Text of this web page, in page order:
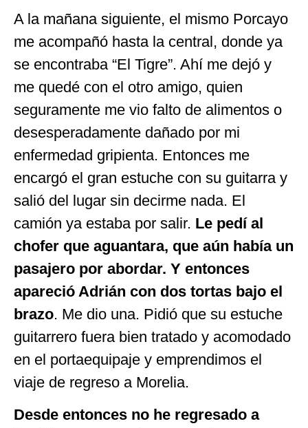
A la mañana siguiente, el mismo Porcayo
me acompañó hasta la central, donde ya
se encontraba “El Tigre”. Ahí me dejó y
me quedé con el otro amigo, quien
seguramente me vio falto de alimentos o
desesperadamente dañado por mi
enfermedad gripienta. Entonces me
encargó el gran estuche con su guitarra y
salió del lugar sin decirme nada. El
camión ya estaba por salir. Le pedí al
chofer que aguantara, que aún había un
pasajero por abordar. Y entonces
apareció Adrián con dos tortas bajo el
brazo. Me dio una. Pidió que su estuche
guitarrero fuera bien tratado y acomodado
en el portaequipaje y emprendimos el
viaje de regreso a Morelia.
Desde entonces no he regresado a